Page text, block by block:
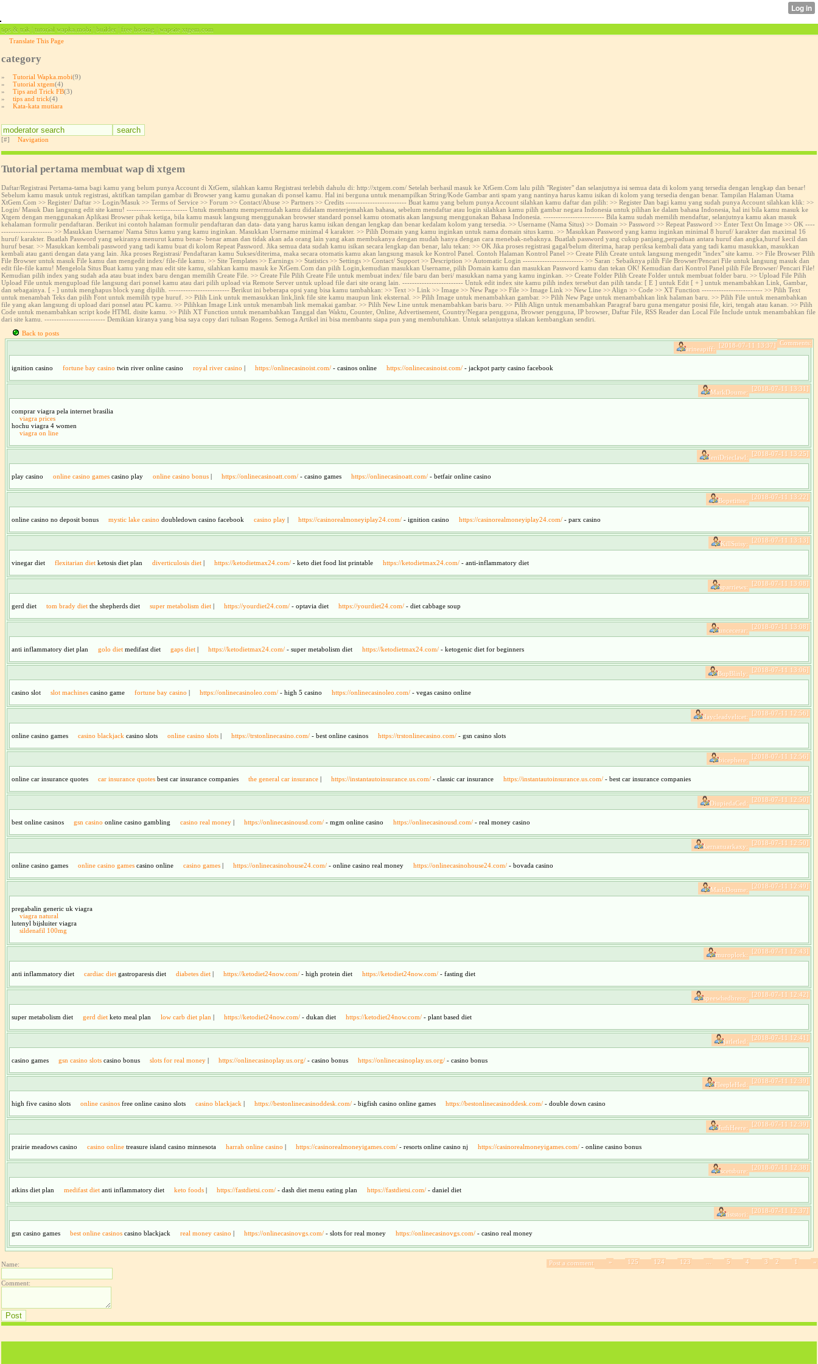
tips & trik | tutorial wapka.mobi | builder | free hosting | wapsite xtgem.com
Translate This Page
category
» Tutorial Wapka.mobi(9)
»
Tutorial xtgem(4)
»
Tips and Trick FB(3)
»
tips and trick(4)
»
Kata-kata mutiara
[#] Navigation
Tutorial pertama membuat wap di xtgem
Daftar/Registrasi Pertama-tama bagi kamu yang belum punya Account di XtGem, silahkan kamu Registrasi terlebih dahulu di: http://xtgem.com/ Setelah berhasil masuk ke XtGem.Com lalu pilih "Register" dan selanjutnya isi semua data di kolom yang tersedia dengan lengkap dan benar!
Sebelum kamu masuk untuk registrasi, aktifkan tampilan gambar di Browser yang kamu gunakan di ponsel kamu. Hal ini berguna untuk menampilkan String/Kode Gambar anti spam yang nantinya harus kamu isikan di kolom yang tersedia dengan benar. Tampilan Halaman Utama
XtGem.Com >> Register/ Daftar >> Login/Masuk >> Terms of Service >> Forum >> Contact/Abuse >> Partners >> Credits ------------------------- Buat kamu yang belum punya Account silahkan kamu daftar dan pilih: >> Register Dan bagi kamu yang sudah punya Account silahkan klik: >>
Login/ Masuk Dan langsung edit site kamu! ------------------------- Untuk membantu mempermudah kamu didalam menterjemahkan bahasa, sebelum mendaftar atau login silahkan kamu pilih gambar negara Indonesia untuk pilihan ke dalam bahasa Indonesia, hal ini bila kamu masuk ke
Xtgem dengan menggunakan Aplikasi Browser pihak ketiga, bila kamu masuk langsung menggunakan browser standard ponsel kamu otomatis akan langsung menggunakan Bahasa Indonesia. ------------------------- Bila kamu sudah memilih mendaftar, selanjutnya kamu akan masuk
kehalaman formulir pendaftaran. Berikut ini contoh halaman formulir pendaftaran dan data- data yang harus kamu isikan dengan lengkap dan benar kedalam kolom yang tersedia. >> Username (Nama Situs) >> Domain >> Password >> Repeat Password >> Enter Text On Image >> OK ----
--------------------- >> Masukkan Username/ Nama Situs kamu yang kamu inginkan. Masukkan Username minimal 4 karakter. >> Pilih Domain yang kamu inginkan untuk nama domain situs kamu. >> Masukkan Password yang kamu inginkan minimal 8 huruf/ karakter dan maximal 16
huruf/ karakter. Buatlah Password yang sekiranya menurut kamu benar- benar aman dan tidak akan ada orang lain yang akan membukanya dengan mudah hanya dengan cara menebak-nebaknya. Buatlah password yang cukup panjang,perpaduan antara huruf dan angka,huruf kecil dan
huruf besar. >> Masukkan kembali password yang tadi kamu buat di kolom Repeat Password. Jika semua data sudah kamu isikan secara lengkap dan benar, lalu tekan: >> OK Jika proses registrasi gagal/belum diterima, harap periksa kembali data yang tadi kamu masukkan, masukkan
kembali atau ganti dengan data yang lain. Jika proses Registrasi/ Pendaftaran kamu Sukses/diterima, maka secara otomatis kamu akan langsung masuk ke Kontrol Panel. Contoh Halaman Kontrol Panel >> Create Pilih Create untuk langsung mengedit "index" site kamu. >> File Browser Pilih
File Browser untuk masuk File kamu dan mengedit index/ file-file kamu. >> Site Templates >> Earnings >> Statistics >> Settings >> Contact/ Support >> Description >> Automatic Login ------------------------- >> Saran : Sebaiknya pilih File Browser/Pencari File untuk langsung masuk dan
edit file-file kamu! Mengelola Situs Buat kamu yang mau edit site kamu, silahkan kamu masuk ke XtGem.Com dan pilih Login,kemudian masukkan Username, pilih Domain kamu dan masukkan Password kamu dan tekan OK! Kemudian dari Kontrol Panel pilih File Browser/ Pencari File!
Kemudian pilih index yang sudah ada atau buat index baru dengan memilih Create File. >> Create File Pilih Create File untuk membuat index/ file baru dan beri/ masukkan nama yang kamu inginkan. >> Create Folder Pilih Create Folder untuk membuat folder baru. >> Upload File Pilih
Upload File untuk mengupload file langsung dari ponsel kamu atau dari pilih upload via Remote Server untuk upload file dari site orang lain. ------------------------- Untuk edit index site kamu pilih index tersebut dan pilih tanda: [ E ] untuk Edit [ + ] untuk menambahkan Link, Gambar,
dan sebagainya. [ - ] untuk menghapus block yang dipilih. ------------------------- Berikut ini beberapa opsi yang bisa kamu tambahkan: >> Text >> Link >> Image >> New Page >> File >> Image Link >> New Line >> Align >> Code >> XT Function ------------------------- >> Pilih Text
untuk menambah Teks dan pilih Font untuk memilih type huruf. >> Pilih Link untuk memasukkan link,link file site kamu maupun link eksternal. >> Pilih Image untuk menambahkan gambar. >> Pilih New Page untuk menambahkan link halaman baru. >> Pilih File untuk menambahkan
file yang akan langsung di upload dari ponsel atau PC kamu. >> Pilihkan Image Link untuk menambah link memakai gambar. >> Pilih New Line untuk menambahkan baris baru. >> Pilih Align untuk menambahkan Paragraf baru guna mengatur posisi file, kiri, tengah atau kanan. >> Pilih
Code untuk menambahkan script kode HTML disite kamu. >> Pilih XT Function untuk menambahkan Tanggal dan Waktu, Counter, Online, Advertisement, Country/Negara pengguna, Browser pengguna, IP browser, Daftar File, RSS Reader dan Local File Include untuk menambahkan file
dari site kamu. ------------------------- Demikian kiranya yang bisa saya copy dari tulisan Rogens. Semoga Artikel ini bisa membantu siapa pun yang membutuhkan. Untuk selanjutnya silakan kembangkan sendiri.
Back to posts
Comments:
[2018-07-11 13:37]
arineapiff:
ignition casino fortune bay casino twin river online casino royal river casino | https://onlinecasinoist.com/- casinos online https://onlinecasinoist.com/- jackpot party casino facebook
[2018-07-11 13:31]
MarkDoume:
comprar viagra pela internet brasilia
viagra prices
hochu viagra 4 women
viagra on line
[2018-07-11 13:25]
leniDrieclawl:
play casino online casino gamescasino play online casino bonus| https://onlinecasinoatt.com/- casino games https://onlinecasinoatt.com/- betfair online casino
[2018-07-11 13:22]
Bopetittee:
online casino no deposit bonus mystic lake casino doubledown casino facebook casino play| https://casinorealmoneyiplay24.com/- ignition casino https://casinorealmoneyiplay24.com/- parx casino
[2018-07-11 13:13]
KillSuisy:
vinegar diet flexitarian dietketosis diet plan diverticulosis diet| https://ketodietmax24.com/- keto diet food list printable https://ketodietmax24.com/- anti-inflammatory diet
[2018-07-11 13:08]
sparriews:
gerd diet tom brady dietthe shepherds diet super metabolism diet| https://yourdiet24.com/- optavia diet https://yourdiet24.com/- diet cabbage soup
[2018-07-11 13:08]
uncecerar:
anti inflammatory diet plan golo dietmedifast diet gaps diet| https://ketodietmax24.com/- super metabolism diet https://ketodietmax24.com/- ketogenic diet for beginners
[2018-07-11 13:06]
BupBlinly:
casino slot slot machinescasino game fortune bay casino | https://onlinecasinoleo.com/- high 5 casino https://onlinecasinoleo.com/- vegas casino online
[2018-07-11 12:56]
daycleadveltcet:
online casino games casino blackjack casino slots online casino slots| https://trstonlinecasino.com/- best online casinos https://trstonlinecasino.com/- gsn casino slots
[2018-07-11 12:56]
bicephere:
online car insurance quotes car insurance quotesbest car insurance companies the general car insurance| https://instantautoinsurance.us.com/- classic car insurance https://instantautoinsurance.us.com/- best car insurance companies
[2018-07-11 12:50]
DiupiedaCed:
best online casinos gsn casino online casino gambling casino real money| https://onlinecasinousd.com/- mgm online casino https://onlinecasinousd.com/- real money casino
[2018-07-11 12:50]
kernanuarkaxy:
online casino games online casino gamescasino online casino games| https://onlinecasinohouse24.com/- online casino real money https://onlinecasinohouse24.com/- bovada casino
[2018-07-11 12:49]
MarkDoume:
pregabalin generic uk viagra
viagra natural
lutenyl bijsluiter viagra
sildenafil 100mg
[2018-07-11 12:43]
muroplork:
anti inflammatory diet cardiac dietgastroparesis diet diabetes diet| https://ketodiet24now.com/- high protein diet https://ketodiet24now.com/- fasting diet
[2018-07-11 12:42]
speewhedbrero:
super metabolism diet gerd dietketo meal plan low carb diet plan | https://ketodiet24now.com/- dukan diet https://ketodiet24now.com/- plant based diet
[2018-07-11 12:41]
jarletled:
casino games gsn casino slotscasino bonus slots for real money| https://onlinecasinoplay.us.org/- casino bonus https://onlinecasinoplay.us.org/- casino bonus
[2018-07-11 12:39]
FleepleHed:
high five casino slots online casinosfree online casino slots casino blackjack | https://bestonlinecasinoddesk.com/- bigfish casino online games https://bestonlinecasinoddesk.com/- double down casino
[2018-07-11 12:39]
JuthHeere:
prairie meadows casino casino onlinetreasure island casino minnesota harrah online casino | https://casinorealmoneyigames.com/- resorts online casino nj https://casinorealmoneyigames.com/- online casino bonus
[2018-07-11 12:38]
scetsbure:
atkins diet plan medifast dietanti inflammatory diet keto foods| https://fastdietsi.com/- dash diet menu eating plan https://fastdietsi.com/- daniel diet
[2018-07-11 12:37]
tiststori:
gsn casino games best online casinoscasino blackjack real money casino | https://onlinecasinovgs.com/- slots for real money https://onlinecasinovgs.com/- casino real money
«
1
2
3
4
5
123
124
125
»
Post a comment
Name:
Comment: